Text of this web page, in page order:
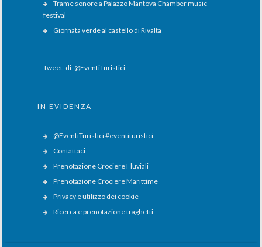
Trame sonore a Palazzo Mantova Chamber music
festival
Giornata verde al castello di Rivalta
Tweet di @EventiTuristici
IN EVIDENZA
@EventiTuristici #eventituristici
Contattaci
Prenotazione Crociere Fluviali
Prenotazione Crociere Marittime
Privacy e utilizzo dei cookie
Ricerca e prenotazione traghetti